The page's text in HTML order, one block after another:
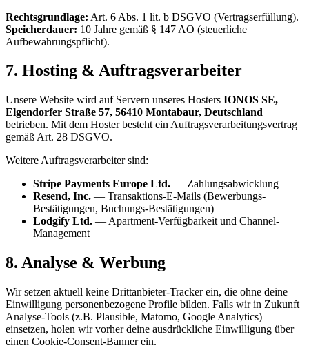
Rechtsgrundlage: Art. 6 Abs. 1 lit. b DSGVO (Vertragserfüllung).
Speicherdauer: 10 Jahre gemäß § 147 AO (steuerliche
Aufbewahrungspflicht).
7. Hosting & Auftragsverarbeiter
Unsere Website wird auf Servern unseres Hosters IONOS SE,
Elgendorfer Straße 57, 56410 Montabaur, Deutschland
betrieben. Mit dem Hoster besteht ein Auftragsverarbeitungsvertrag
gemäß Art. 28 DSGVO.
Weitere Auftragsverarbeiter sind:
Stripe Payments Europe Ltd. — Zahlungsabwicklung
Resend, Inc. — Transaktions-E-Mails (Bewerbungs-
Bestätigungen, Buchungs-Bestätigungen)
Lodgify Ltd. — Apartment-Verfügbarkeit und Channel-
Management
8. Analyse & Werbung
Wir setzen aktuell keine Drittanbieter-Tracker ein, die ohne deine
Einwilligung personenbezogene Profile bilden. Falls wir in Zukunft
Analyse-Tools (z.B. Plausible, Matomo, Google Analytics)
einsetzen, holen wir vorher deine ausdrückliche Einwilligung über
einen Cookie-Consent-Banner ein.